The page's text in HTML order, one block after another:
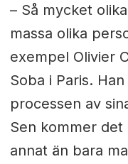
– Så mycket
massa olika
exempel Olivier
Soba i Paris.
processen av
Sen kommer
annat än bara